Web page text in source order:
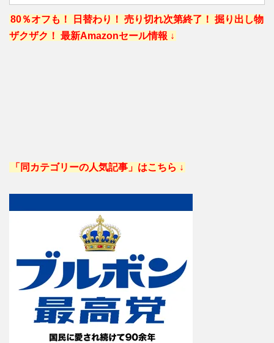
80％オフも！ 日替わり！ 売り切れ次第終了！ 掘り出し物
ザクザク！ 最新Amazonセール情報 ↓
「同カテゴリーの人気記事」はこちら ↓